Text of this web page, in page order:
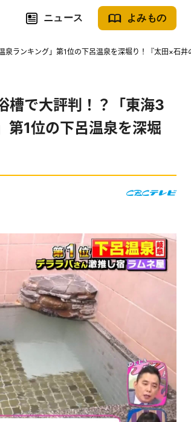
ニュース よみもの
ランキング」第1位の下呂温泉を深堀り！『太田×石井
槽で大評判！？「東海3
第1位の下呂温泉を深堀